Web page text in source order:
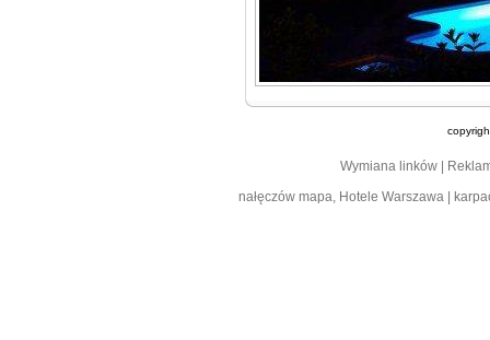
Wymiana linków
nałęczów mapa, Hotele Warszawa